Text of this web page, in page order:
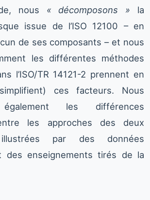
nous « décomposons » la
issue de l’ISO 12100 – en
de ses composants – et nous
les différentes méthodes
l’ISO/TR 14121-2 prennent en
ces facteurs. Nous
les différences
les approches des deux
illustrées par des données
des enseignements tirés de la